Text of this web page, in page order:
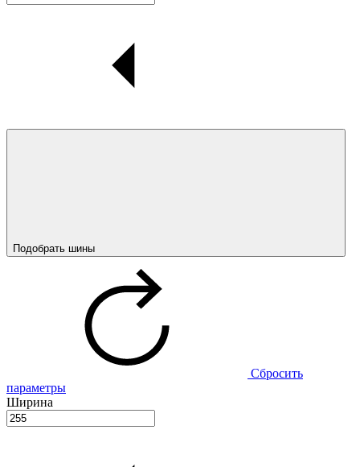
Подобрать шины
Сбросить
параметры
Ширина